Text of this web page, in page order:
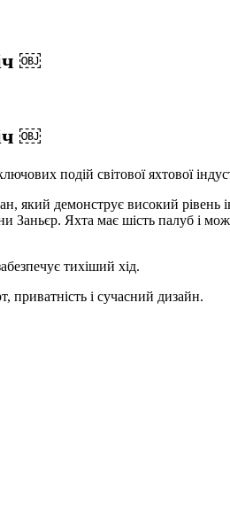
￼
￼
подій світової яхтової
демонструє високий рівень
Заньєр. Яхта має шість палуб і
тихіший хід.
приватність і сучасний дизайн.